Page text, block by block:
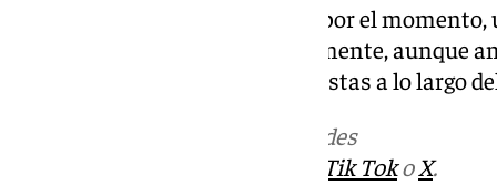
El acuerdo alcanzado no tiene, por el
actividades anunciado públicamente, aunque
intención de desarrollar propuestas a lo largo
en las redes
Tik TokoX.